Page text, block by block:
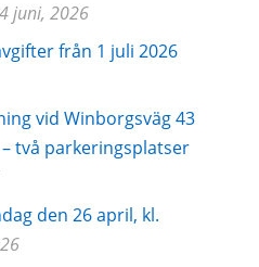
4 juni, 2026
från 1 juli 2026
vid Winborgsväg 43
två parkeringsplatser
den 26 april, kl.